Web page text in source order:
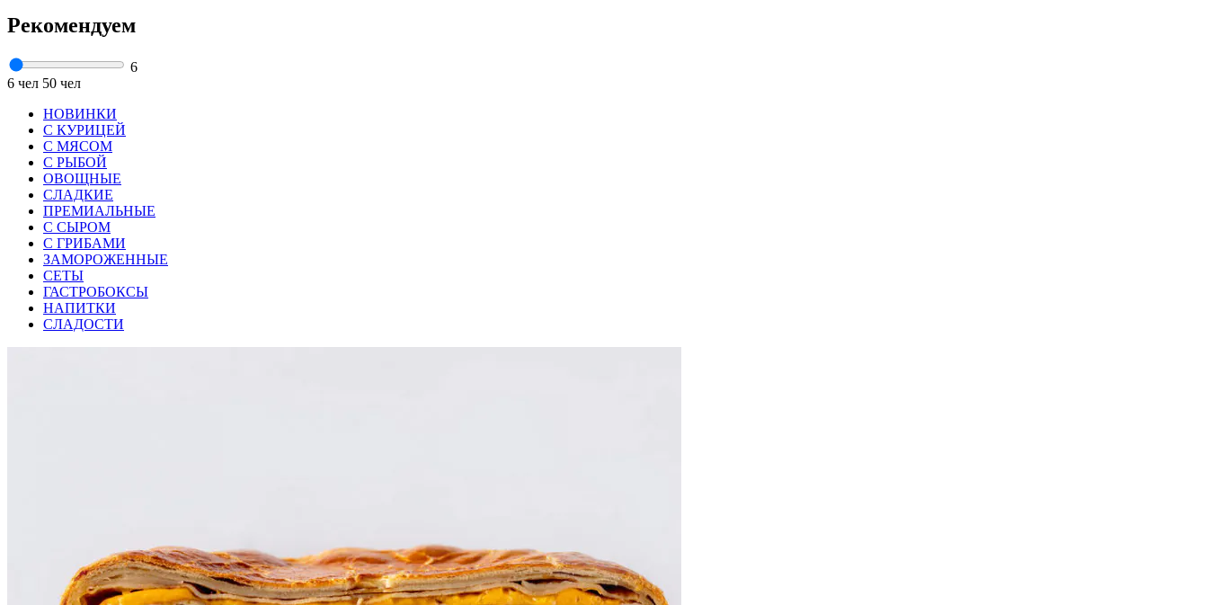
Рекомендуем
6
6 чел 50 чел
НОВИНКИ
С КУРИЦЕЙ
С МЯСОМ
С РЫБОЙ
ОВОЩНЫЕ
СЛАДКИЕ
ПРЕМИАЛЬНЫЕ
С СЫРОМ
С ГРИБАМИ
ЗАМОРОЖЕННЫЕ
СЕТЫ
ГАСТРОБОКСЫ
НАПИТКИ
СЛАДОСТИ